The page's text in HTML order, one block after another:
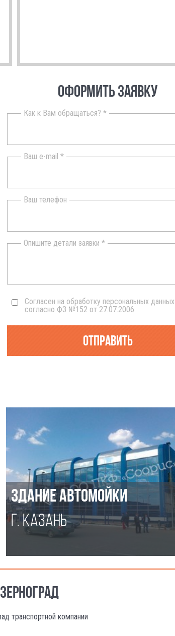
ОФОРМИТЬ ЗАЯВКУ
Как к Вам обращаться? *
Ваш e-mail *
Ваш телефон
Опишите детали заявки *
Согласен на обработку персональных данных
согласно ФЗ №152 от 27.07.2006
Отправить
ЗДАНИЕ АВТОМОЙКИ
Г. КАЗАНЬ
транспортной компании